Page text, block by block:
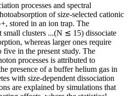
processes and spectral
of size-selected cationic
stored in an ion trap. The
small clusters ...(N ≲ 15) dissociate
whereas larger ones require
in the present study. The
processes is attributed to
presence of a buffer helium gas in
with size-dependent dissociation
are explained by simulations that